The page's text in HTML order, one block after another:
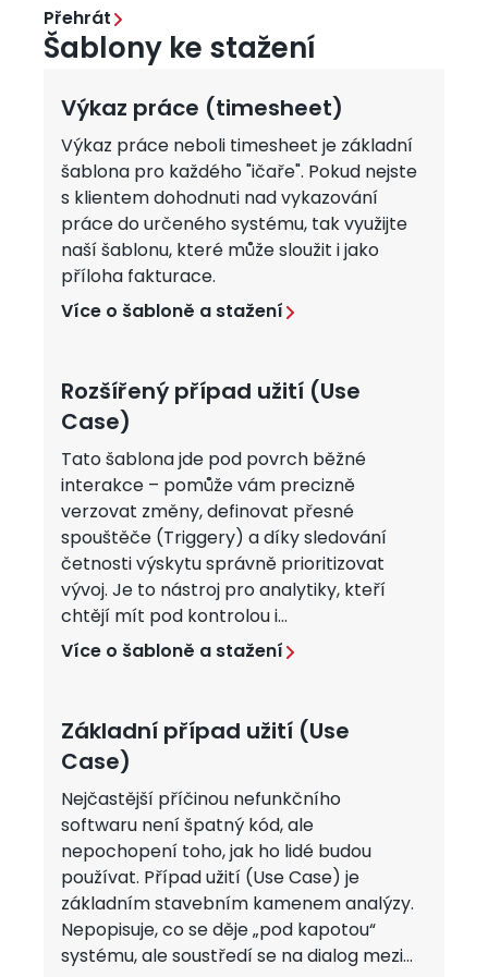
Přehrát
Šablony ke stažení
Výkaz práce (timesheet)
Výkaz práce neboli timesheet je základní
šablona pro každého "ičaře". Pokud nejste
s klientem dohodnuti nad vykazování
práce do určeného systému, tak využijte
naší šablonu, které může sloužit i jako
příloha fakturace.
Více o šabloně a stažení
Rozšířený případ užití (Use
Case)
Tato šablona jde pod povrch běžné
interakce – pomůže vám precizně
verzovat změny, definovat přesné
spouštěče (Triggery) a díky sledování
četnosti výskytu správně prioritizovat
vývoj. Je to nástroj pro analytiky, kteří
chtějí mít pod kontrolou i...
Více o šabloně a stažení
Základní případ užití (Use
Case)
Nejčastější příčinou nefunkčního
softwaru není špatný kód, ale
nepochopení toho, jak ho lidé budou
používat. Případ užití (Use Case) je
základním stavebním kamenem analýzy.
Nepopisuje, co se děje „pod kapotou“
systému, ale soustředí se na dialog mezi...